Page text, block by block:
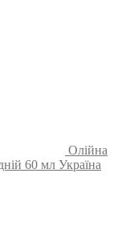
Олійна
60 мл Україна